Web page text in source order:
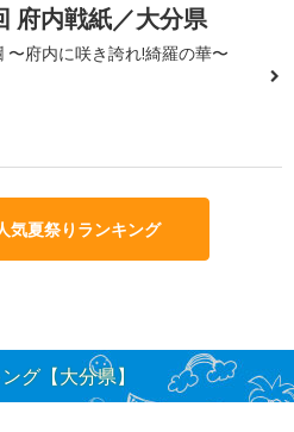
府内戦紙／大分県
〜府内に咲き誇れ!綺羅の華〜
気夏祭りランキング
グ【大分県】